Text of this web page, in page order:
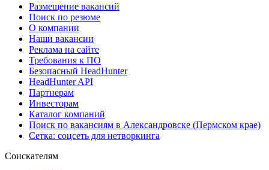
Размещение вакансий
Поиск по резюме
О компании
Наши вакансии
Реклама на сайте
Требования к ПО
Безопасный HeadHunter
HeadHunter API
Партнерам
Инвесторам
Каталог компаний
Поиск по вакансиям в Александровске (Пермском крае)
Сетка: соцсеть для нетворкинга
Соискателям